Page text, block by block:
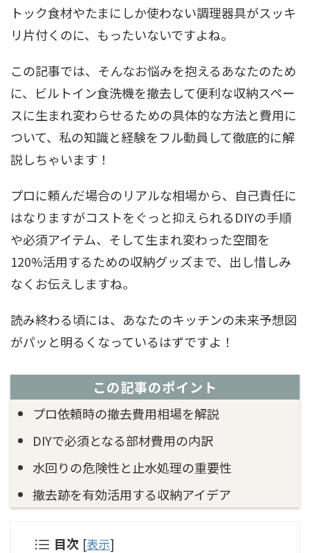
トック食材やたまにしか使わない調理器具がスッキ
リ片付くのに、もったいないですよね。
この記事では、そんなお悩みを抱えるあなたのため
に、ビルトイン食洗機を撤去して便利な収納スペー
スに生まれ変わらせるための具体的な方法と費用に
ついて、私の知識と経験をフル動員して徹底的に解
説しちゃいます！
プロに頼んだ場合のリアルな相場から、自己責任に
はなりますがコストをぐっと抑えられるDIYの手順
や必須アイテム、そして生まれ変わった空間を
120%活用するための収納グッズまで、出し惜しみ
なくお伝えしますね。
読み終わる頃には、あなたのキッチンの未来予想図
がパッと明るくなっているはずですよ！
この記事のポイント
プロ依頼時の撤去費用相場を解説
DIYで必須となる部材費用の内訳
水回りの危険性と止水処理の重要性
撤去跡を有効活用する収納アイデア
目次 [表示]